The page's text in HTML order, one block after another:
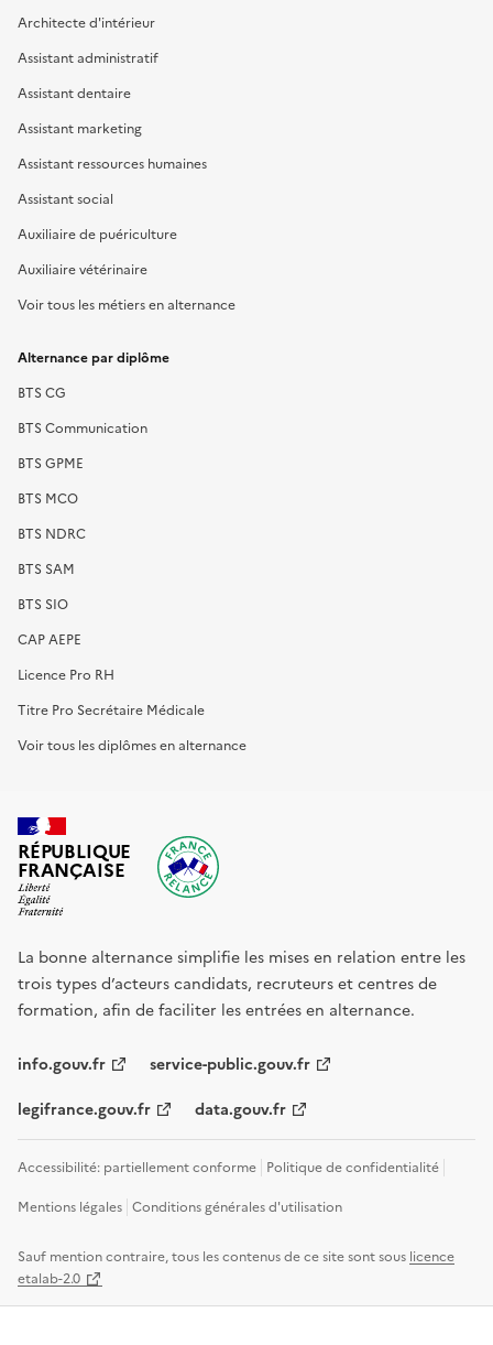
Architecte d'intérieur
Assistant administratif
Assistant dentaire
Assistant marketing
Assistant ressources humaines
Assistant social
Auxiliaire de puériculture
Auxiliaire vétérinaire
Voir tous les métiers en alternance
Alternance par diplôme
BTS CG
BTS Communication
BTS GPME
BTS MCO
BTS NDRC
BTS SAM
BTS SIO
CAP AEPE
Licence Pro RH
Titre Pro Secrétaire Médicale
Voir tous les diplômes en alternance
RÉPUBLIQUE
FRANÇAISE
La bonne alternance simplifie les mises en relation entre les
trois types d’acteurs candidats, recruteurs et centres de
formation, afin de faciliter les entrées en alternance.
info.gouv.fr service-public.gouv.fr
legifrance.gouv.fr data.gouv.fr
Accessibilité: partiellement conforme Politique de confidentialité
Mentions légales Conditions générales d'utilisation
Sauf mention contraire, tous les contenus de ce site sont sous licence
etalab-2.0